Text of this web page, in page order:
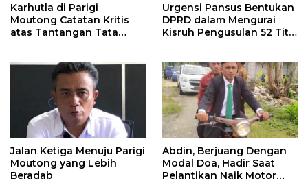
Karhutla di Parigi
Moutong Catatan Kritis
atas Tantangan Tata
Urgensi Pansus Bentukan
DPRD dalam Mengurai
Kisruh Pengusulan 52 Titik
Jalan Ketiga Menuju Parigi
Moutong yang Lebih
Beradab
Abdin, Berjuang Dengan
Modal Doa, Hadir Saat
Pelantikan Naik Motor